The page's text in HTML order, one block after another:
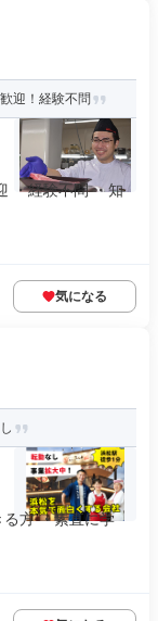
迎！経験不問
・経験不問 ・知
気になる
方 ・素直に学